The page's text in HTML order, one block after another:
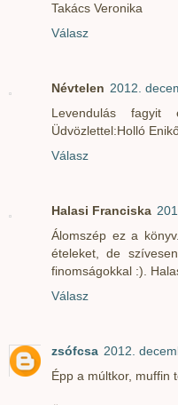
Takács Veronika
Válasz
Névtelen 2012.
Levendulás
Üdvözlettel:Holló
Válasz
Halasi Franciska
Álomszép ez a
ételeket, de
finomságokkal :).
Válasz
zsófcsa 2012.
Épp a múltkor, muffin